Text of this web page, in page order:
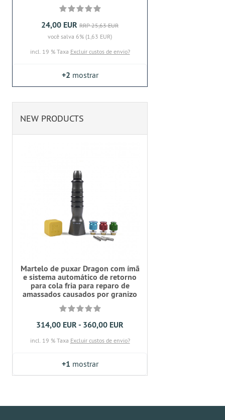
24,00 EUR RRP 25,63 EUR
você salva 6% (1,63 EUR)
incl. 19 % Taxa Excluir custos de envio?
+2 mostrar
NEW PRODUCTS
Martelo de puxar Dragon com ímã
e sistema automático de retorno
para cola fria para reparo de
amassados causados por granizo
314,00 EUR - 360,00 EUR
incl. 19 % Taxa Excluir custos de envio?
+1 mostrar